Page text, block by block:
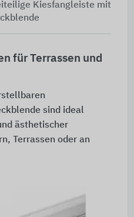
Kiesfangleiste mit
für Terrassen und
sind ideal
ästhetischer
Terrassen oder an